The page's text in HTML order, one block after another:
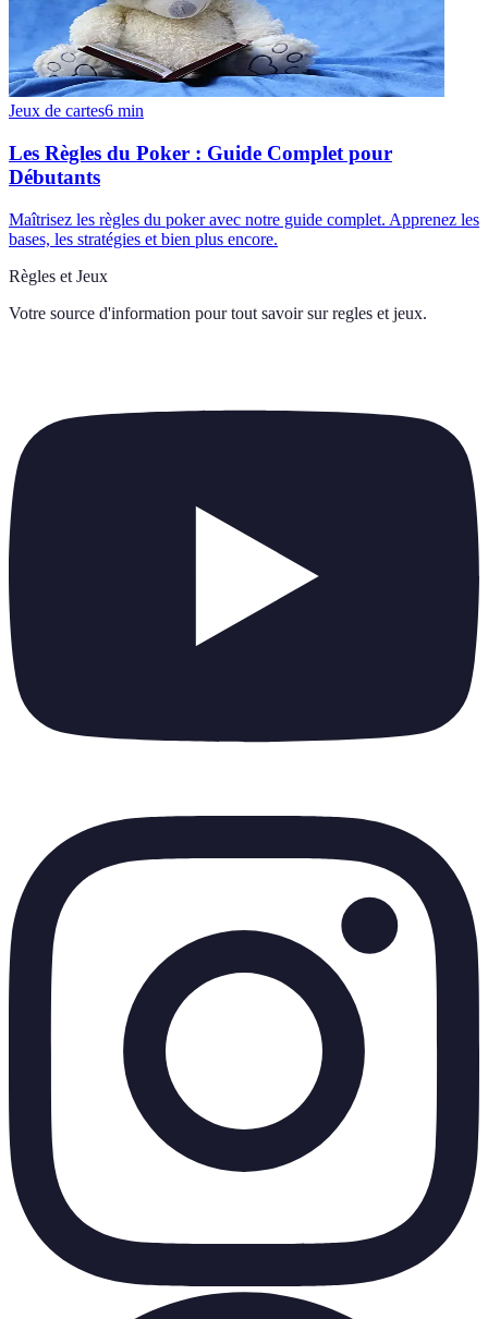
Jeux de cartes6 min
Les Règles du Poker : Guide Complet pour
Débutants
Maîtrisez les règles du poker avec notre guide complet. Apprenez les
bases, les stratégies et bien plus encore.
Règles et Jeux
Votre source d'information pour tout savoir sur regles et jeux.